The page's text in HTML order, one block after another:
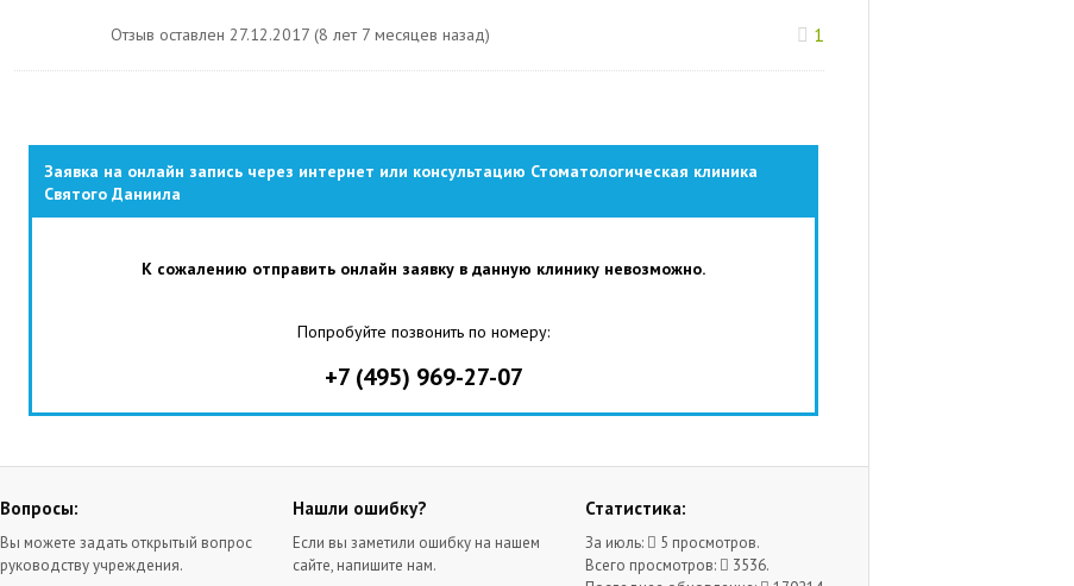
Отзыв оставлен 27.12.2017 (8 лет 7 месяцев назад) 1
Заявка на онлайн запись через интернет или консультацию Стоматологическая клиника
Святого Даниила
К сожалению отправить онлайн заявку в данную клинику невозможно.
Попробуйте позвонить по номеру:
+7 (495) 969-27-07
Вопросы:
Вы можете задать открытый вопрос
руководству учреждения.
Нашли ошибку?
Если вы заметили ошибку на нашем
сайте, напишите нам.
Статистика:
За июль:
5 просмотров.
Всего просмотров:
3536.